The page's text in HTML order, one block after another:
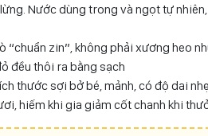
Nước dùng trong và ngọt tự
zin”, không phải xương heo
đều thôi ra bằng sạch
thước sợi bở bé, mảnh, có độ dai nhẹ
hiếm khi gia giảm cốt chanh khi